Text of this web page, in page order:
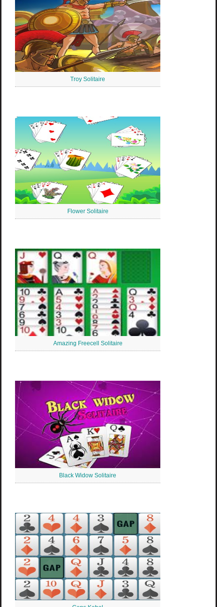
Troy Solitaire
Flower Solitaire
Amazing Freecell Solitaire
Black Widow Solitaire